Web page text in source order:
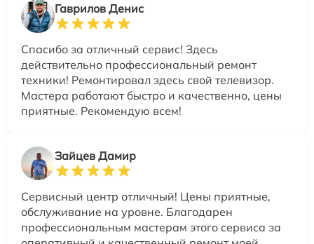
Гаврилов Денис
Спасибо за отличный сервис! Здесь
действительно профессиональный ремонт
техники! Ремонтировал здесь свой телевизор.
Мастера работают быстро и качественно, цены
приятные. Рекомендую всем!
Зайцев Дамир
Сервисный центр отличный! Цены приятные,
обслуживание на уровне. Благодарен
профессиональным мастерам этого сервиса за